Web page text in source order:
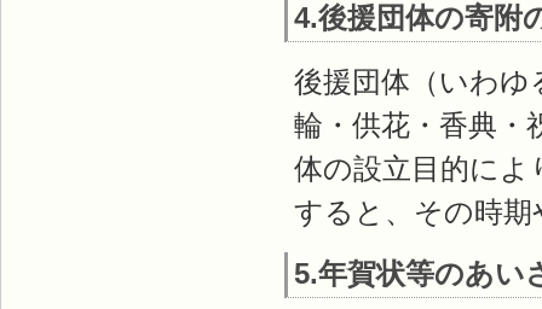
4.後援団体の寄附
後援団体（いわゆ
輪・供花・香典・
体の設立目的によ
すると、その時
5.年賀状等のあい